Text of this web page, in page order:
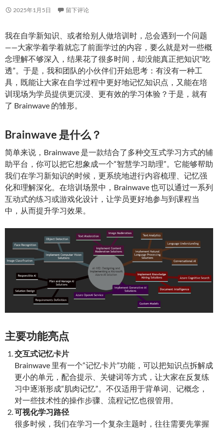
2025年1月5日 留下评论
我在自学新知识、或者给别人做培训时，总会遇到一个问题
——大家学着学着就忘了前面学过的内容，要么就是对一些概
念理解不够深入，结果花了很多时间，却没能真正把知识“吃
透”。于是，我和团队的小伙伴们开始思考：有没有一种工
具，既能让大家在自学过程中更好地记忆知识点，又能在培
训现场为学员提供更沉浸、更有效的学习体验？于是，就有
了 Brainwave 的雏形。
Brainwave 是什么？
简单来说，Brainwave 是一款结合了多种交互式学习方式的辅
助平台，你可以把它想象成一个“智慧学习助理”。它能够帮助
我们在学习新知识的时候，更系统地进行内容梳理、记忆强
化和理解深化。在培训场景中，Brainwave 也可以通过一系列
互动式的练习或游戏化设计，让学员更好地参与到课程当
中，从而提升学习效果。
主要功能亮点
交互式记忆卡片
Brainwave 里有一个“记忆卡片”功能，可以把知识点拆解成
更小的单元，配合提示、关键词等方式，让大家在反复练
习中逐渐形成“肌肉记忆”。不仅适用于背单词、记概念，
对一些技术性的操作步骤、流程记忆也很管用。
可视化学习路径
很多时候，我们在学习一个复杂主题时，往往需要先掌握